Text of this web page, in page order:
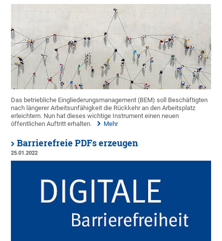
Das betriebliche Eingliederungsmanagement (BEM) soll Beschäftigten
nach längerer Arbeitsunfähigkeit die Rückkehr an den Arbeitsplatz
erleichtern. Nun hat dieses wichtige Instrument einen neuen
öffentlichen Auftritt erhalten.
Mehr
Barrierefreie PDFs erzeugen
25.01.2022